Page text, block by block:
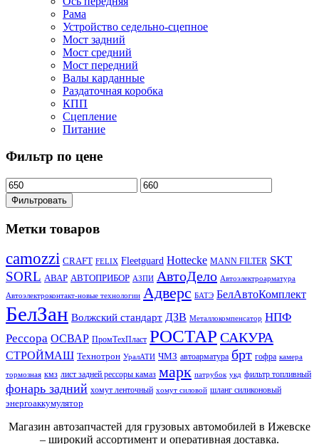
Рама
Устройство седельно-сцепное
Мост задний
Мост средний
Мост передний
Валы карданные
Раздаточная коробка
КПП
Сцепление
Питание
Фильтр по цене
Фильтровать
Метки товаров
camozzi CRAFT FELIX Fleetguard Hottecke MANN FILTER SKT
SORL АВАР АВТОПРИБОР АЗПИ АвтоДело Автоэлектроарматура
Автоэлектроконтакт-новые технологии Адверс БАТЭ БелАвтоКомплект
БелЗан Волжский стандарт ДЗВ Металлокомпенсатор НПФ
Рессора ОСВАР ПромТехПласт РОСТАР САКУРА
СТРОЙМАШ Технотрон УралАТИ ЧМЗ автоарматура брт гофра камера
тормозная кмз лист задней рессоры камаз марк патрубок укд фильтр топливный
фонарь задний хомут ленточный хомут силовой шланг силиконовый
энергоаккумулятор
Магазин автозапчастей для грузовых автомобилей в Ижевске
– широкий ассортимент и оперативная доставка.